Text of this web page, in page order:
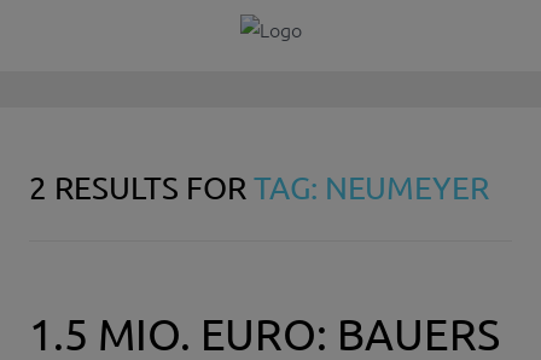
2 RESULTS FORTAG: NEUMEYER
1.5 MIO. EURO: BAUERS